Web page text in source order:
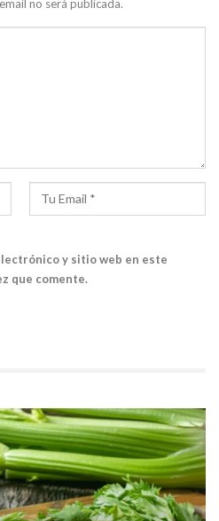
no será publicada.
y sitio web en este
que comente.